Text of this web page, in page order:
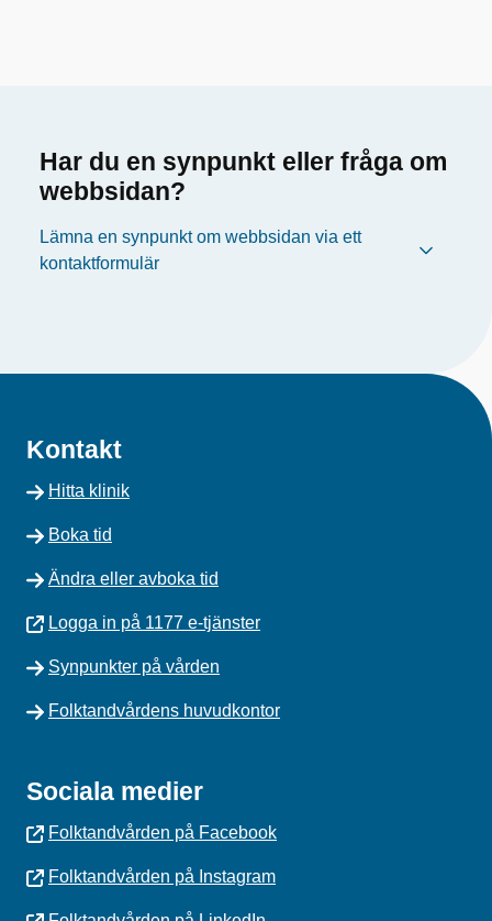
Har du en synpunkt eller fråga om
webbsidan?
Lämna en synpunkt om webbsidan via ett
kontaktformulär
Kontakt
Hitta klinik
Boka tid
Ändra eller avboka tid
Logga in på 1177 e-tjänster
Synpunkter på vården
Folktandvårdens huvudkontor
Sociala medier
Folktandvården på Facebook
Folktandvården på Instagram